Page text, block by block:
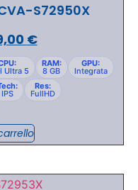
S72950X
€
Ultra 5
RAM:
8 GB
GPU:
Integrata
IPS
Res:
FullHD